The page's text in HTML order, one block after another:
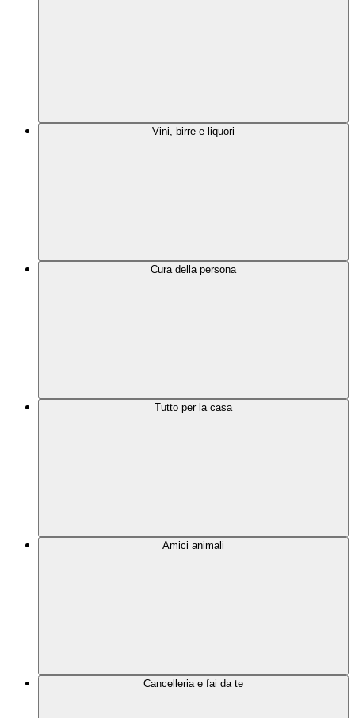
Vini, birre e liquori
Cura della persona
Tutto per la casa
Amici animali
Cancelleria e fai da te